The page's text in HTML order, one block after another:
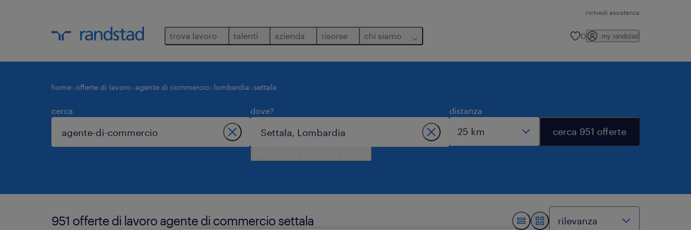
richiedi assistenza
trova lavoro talenti azienda risorse chi siamo 0 my randstad
home offerte di lavoro agente di commercio lombardia settala
cerca dove? distanza
cerca 951 offerte
951 offerte di lavoro agente di commercio settala